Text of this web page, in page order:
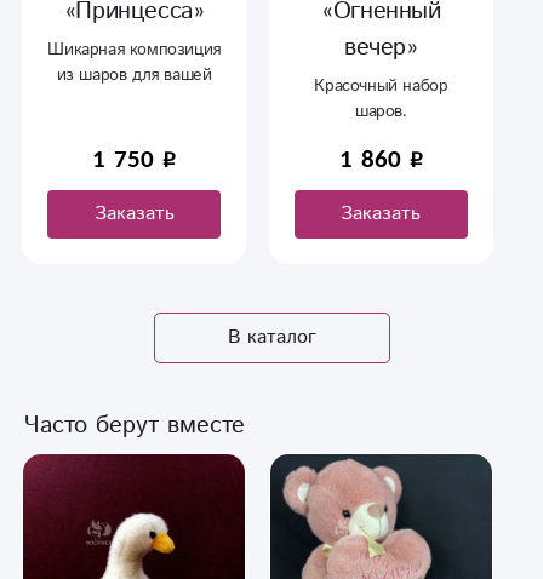
«Принцесса»
Шикарная композиция
из шаров для вашей
1 750
Заказать
«Огненный
вечер»
Красочный набор
шаров.
1 860
Заказать
В каталог
Часто берут вместе